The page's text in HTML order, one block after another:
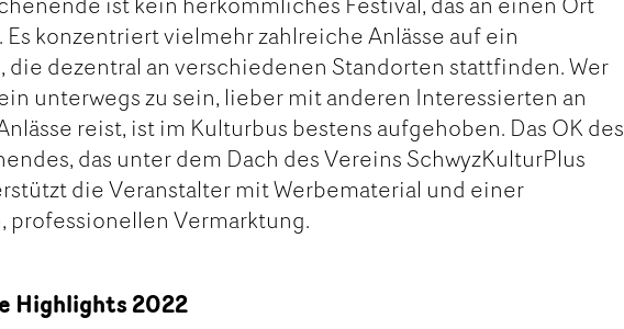
konzentriert vielmehr zahlreiche Anlässe auf ein
die dezentral an verschiedenen Standorten stattfinden. Wer
unterwegs zu sein, lieber mit anderen Interessierten an
reist, ist im Kulturbus bestens aufgehoben. Das OK des
das unter dem Dach des Vereins SchwyzKulturPlus
die Veranstalter mit Werbematerial und einer
Vermarktung.
Highlights 2022